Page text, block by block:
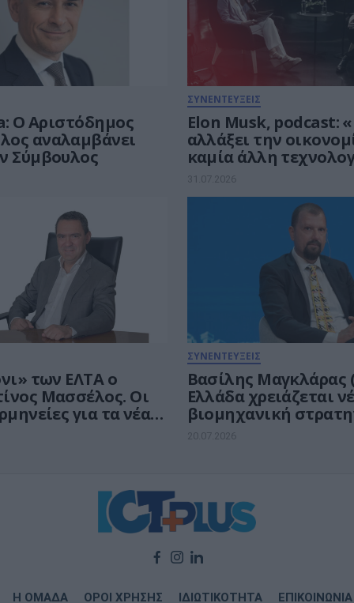
Ο Αριστόδημος
αναλαμβάνει
Σύμβουλος
ΣΥΝΕΝΤΕΥΞΕΙΣ
Elon Musk, podcast:
αλλάξει την
καμία άλλη
εποχή της
έρχεται.
31.07.2026
των ΕΛΤΑ ο
Μασσέλος. Οι
για τα νέα
του
ΣΥΝΕΝΤΕΥΞΕΙΣ
Βασίλης Μαγκλάρας
Ελλάδα χρειάζεται
βιομηχανική
ορίζοντα το 2035
20.07.2026
Η ΟΜΑΔΑ ΟΡΟΙ ΧΡΗΣΗΣ ΙΔΙΩΤΙΚΟΤΗΤΑ ΕΠΙΚΟΙΝΩΝΙΑ